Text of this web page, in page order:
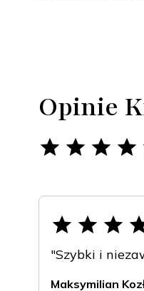
Opinie
"Szybki i
Maksymilian